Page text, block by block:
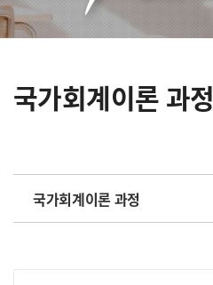
국가회계이론 과정
국가회계이론 과정